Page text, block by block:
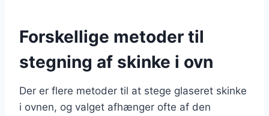
Forskellige metoder til
stegning af skinke i ovn
Der er flere metoder til at stege glaseret skinke
i ovnen, og valget afhænger ofte af den